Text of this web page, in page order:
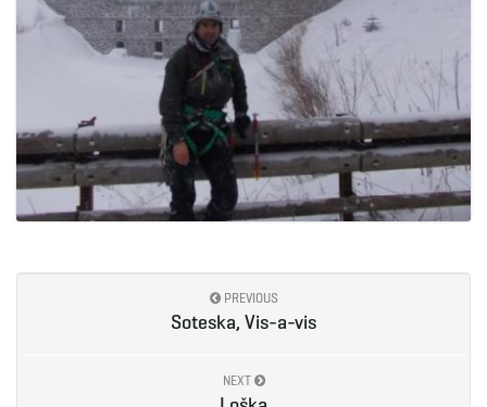
PREVIOUS
Soteska, Vis-a-vis
NEXT